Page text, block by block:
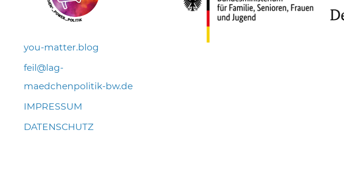
you-matter.blog
f
l l g-
m
dch np l t k-bw d
IMPRESSUM
DATENSCHUTZ